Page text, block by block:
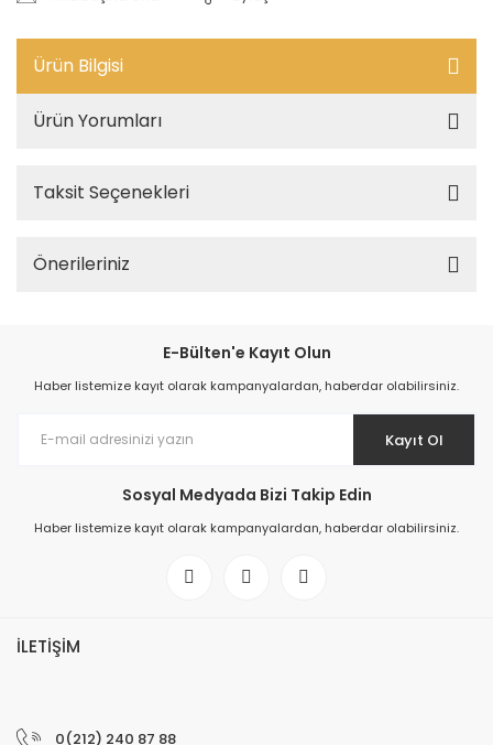
Ürün Bilgisi
Ürün Yorumları
Taksit Seçenekleri
Önerileriniz
E-Bülten'e Kayıt Olun
Haber listemize kayıt olarak kampanyalardan, haberdar olabilirsiniz.
Kayıt Ol
Sosyal Medyada Bizi Takip Edin
Haber listemize kayıt olarak kampanyalardan, haberdar olabilirsiniz.
İLETİŞİM
0(212) 240 87 88